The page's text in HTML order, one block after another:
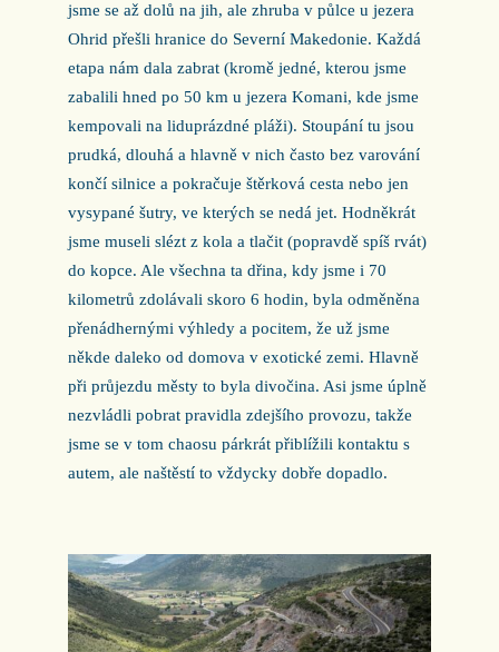
jsme se až dolů na jih, ale zhruba v půlce u jezera
Ohrid přešli hranice do Severní Makedonie. Každá
etapa nám dala zabrat (kromě jedné, kterou jsme
zabalili hned po 50 km u jezera Komani, kde jsme
kempovali na liduprázdné pláži). Stoupání tu jsou
prudká, dlouhá a hlavně v nich často bez varování
končí silnice a pokračuje štěrková cesta nebo jen
vysypané šutry, ve kterých se nedá jet. Hodněkrát
jsme museli slézt z kola a tlačit (popravdě spíš rvát)
do kopce. Ale všechna ta dřina, kdy jsme i 70
kilometrů zdolávali skoro 6 hodin, byla odměněna
přenádhernými výhledy a pocitem, že už jsme
někde daleko od domova v exotické zemi. Hlavně
při průjezdu městy to byla divočina. Asi jsme úplně
nezvládli pobrat pravidla zdejšího provozu, takže
jsme se v tom chaosu párkrát přiblížili kontaktu s
autem, ale naštěstí to vždycky dobře dopadlo.